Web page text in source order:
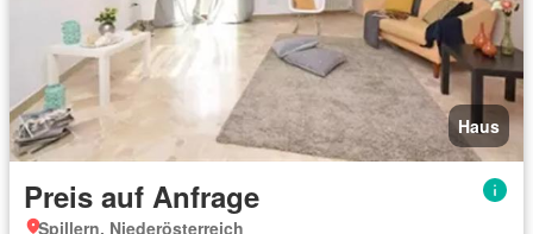
Haus
Preis auf Anfrage
Spillern, Niederösterreich